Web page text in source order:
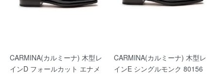
CARMINA(カルミーナ) 木型レ
インD フォールカット エナメ
CARMINA(カルミーナ) 木型レ
インE シングルモンク 80156